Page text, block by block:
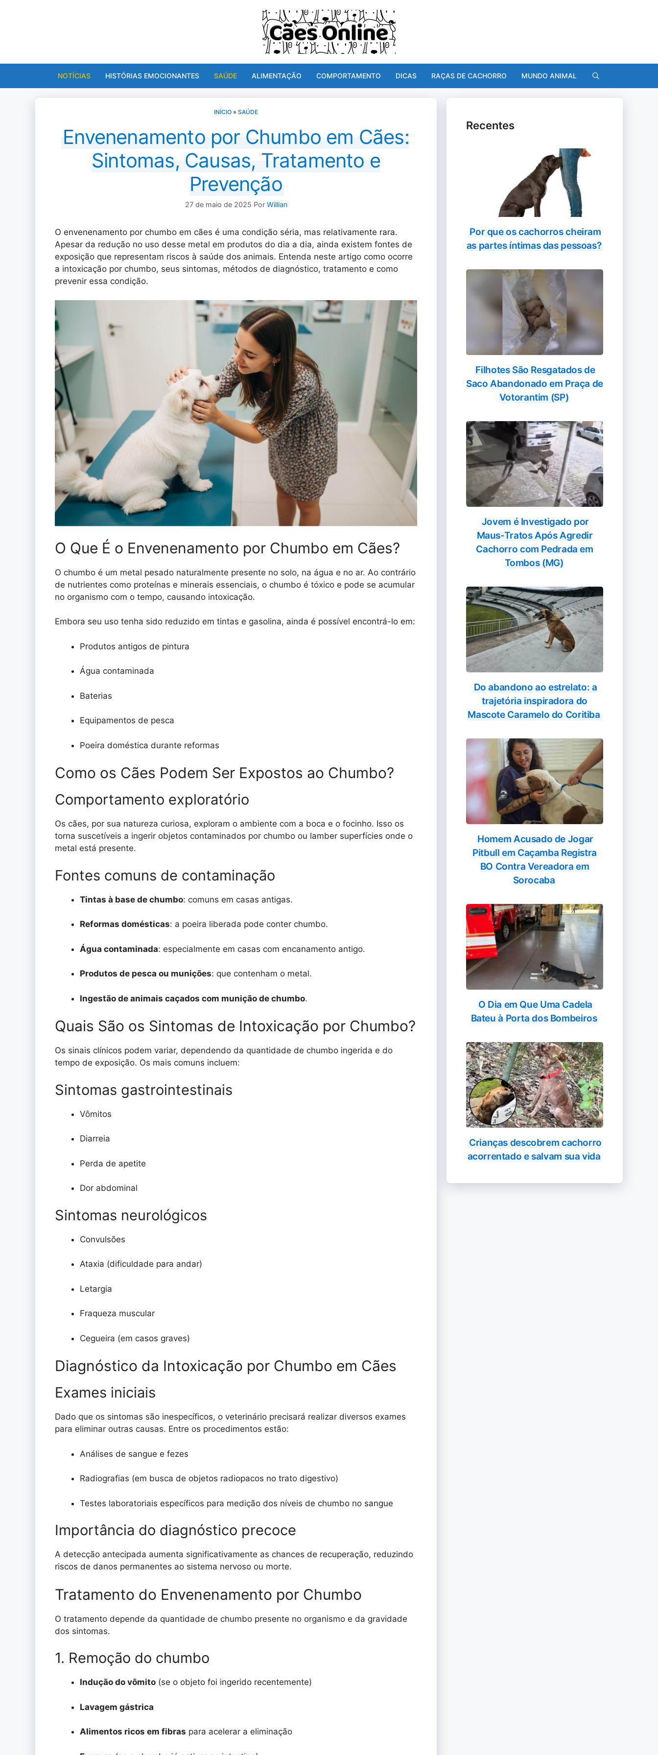
NOTÍCIAS HISTÓRIAS EMOCIONANTES SAÚDE ALIMENTAÇÃO COMPORTAMENTO DICAS RAÇAS DE CACHORRO MUNDO ANIMAL
INÍCIO » SAÚDE
Envenenamento por Chumbo em Cães:
Sintomas, Causas, Tratamento e
Prevenção
27 de maio de 2025 Por Willian
O envenenamento por chumbo em cães é uma condição séria, mas relativamente rara.
Apesar da redução no uso desse metal em produtos do dia a dia, ainda existem fontes de
exposição que representam riscos à saúde dos animais. Entenda neste artigo como ocorre
a intoxicação por chumbo, seus sintomas, métodos de diagnóstico, tratamento e como
prevenir essa condição.
O Que É o Envenenamento por Chumbo em Cães?
O chumbo é um metal pesado naturalmente presente no solo, na água e no ar. Ao contrário
de nutrientes como proteínas e minerais essenciais, o chumbo é tóxico e pode se acumular
no organismo com o tempo, causando intoxicação.
Embora seu uso tenha sido reduzido em tintas e gasolina, ainda é possível encontrá-lo em:
Produtos antigos de pintura
Água contaminada
Baterias
Equipamentos de pesca
Poeira doméstica durante reformas
Como os Cães Podem Ser Expostos ao Chumbo?
Comportamento exploratório
Os cães, por sua natureza curiosa, exploram o ambiente com a boca e o focinho. Isso os
torna suscetíveis a ingerir objetos contaminados por chumbo ou lamber superfícies onde o
metal está presente.
Fontes comuns de contaminação
Tintas à base de chumbo: comuns em casas antigas.
Reformas domésticas: a poeira liberada pode conter chumbo.
Água contaminada: especialmente em casas com encanamento antigo.
Produtos de pesca ou munições: que contenham o metal.
Ingestão de animais caçados com munição de chumbo.
Quais São os Sintomas de Intoxicação por Chumbo?
Os sinais clínicos podem variar, dependendo da quantidade de chumbo ingerida e do
tempo de exposição. Os mais comuns incluem:
Sintomas gastrointestinais
Vômitos
Diarreia
Perda de apetite
Dor abdominal
Sintomas neurológicos
Convulsões
Ataxia (dificuldade para andar)
Letargia
Fraqueza muscular
Cegueira (em casos graves)
Diagnóstico da Intoxicação por Chumbo em Cães
Exames iniciais
Dado que os sintomas são inespecíficos, o veterinário precisará realizar diversos exames
para eliminar outras causas. Entre os procedimentos estão:
Análises de sangue e fezes
Radiografias (em busca de objetos radiopacos no trato digestivo)
Testes laboratoriais específicos para medição dos níveis de chumbo no sangue
Importância do diagnóstico precoce
A detecção antecipada aumenta significativamente as chances de recuperação, reduzindo
riscos de danos permanentes ao sistema nervoso ou morte.
Tratamento do Envenenamento por Chumbo
O tratamento depende da quantidade de chumbo presente no organismo e da gravidade
dos sintomas.
1. Remoção do chumbo
Indução do vômito (se o objeto foi ingerido recentemente)
Lavagem gástrica
Alimentos ricos em fibras para acelerar a eliminação
Recentes
Por que os cachorros cheiram
as partes íntimas das pessoas?
Filhotes São Resgatados de
Saco Abandonado em Praça de
Votorantim (SP)
Jovem é Investigado por
Maus-Tratos Após Agredir
Cachorro com Pedrada em
Tombos (MG)
Do abandono ao estrelato: a
trajetória inspiradora do
Mascote Caramelo do Coritiba
Homem Acusado de Jogar
Pitbull em Caçamba Registra
BO Contra Vereadora em
Sorocaba
O Dia em Que Uma Cadela
Bateu à Porta dos Bombeiros
Crianças descobrem cachorro
acorrentado e salvam sua vida